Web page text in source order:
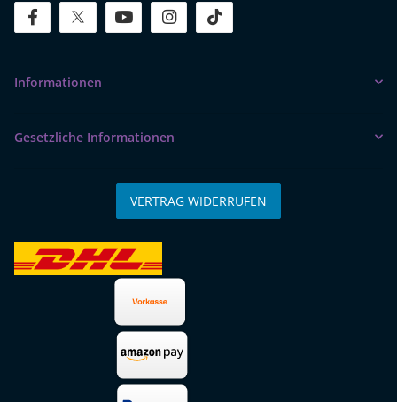
facebooktwitteryoutube instagram
Informationen
Gesetzliche Informationen
VERTRAG WIDERRUFEN